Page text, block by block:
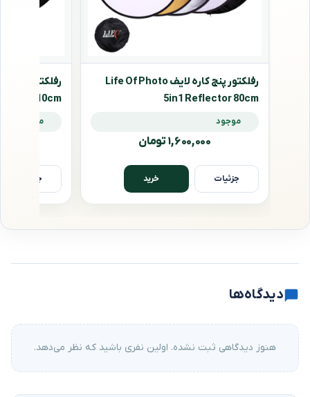
رفلکتور پنج کاره لایف Life Of Photo
5in1 Reflector 80cm
موجود
۱,۶۰۰,۰۰۰ تومان
جزئیات خرید
110cm
موجود
جزئیات
دیدگاه‌ها
هنوز دیدگاهی ثبت نشده. اولین نفری باشید که نظر می‌دهد.